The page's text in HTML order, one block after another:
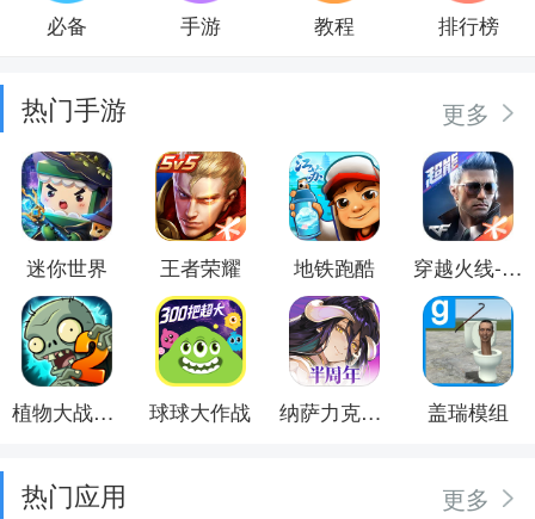
必备 手游 教程 排行榜
热门手游 更多
迷你世界 王者荣耀 地铁跑酷 穿越火线-枪战王者
植物大战僵尸2 球球大作战 纳萨力克之王 盖瑞模组
热门应用 更多